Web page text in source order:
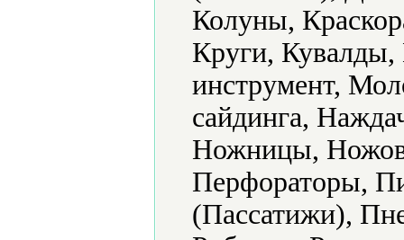
Колуны,
Круги,
инструмент,
сайдинга,
Ножницы,
Перфораторы,
(Пассатижи),